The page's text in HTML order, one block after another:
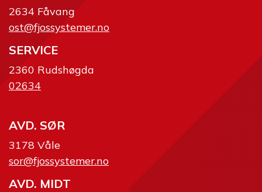
2634 Fåvang
ost@fjossystemer.no
SERVICE
2360 Rudshøgda
02634
AVD. SØR
3178 Våle
sor@fjossystemer.no
AVD. MIDT